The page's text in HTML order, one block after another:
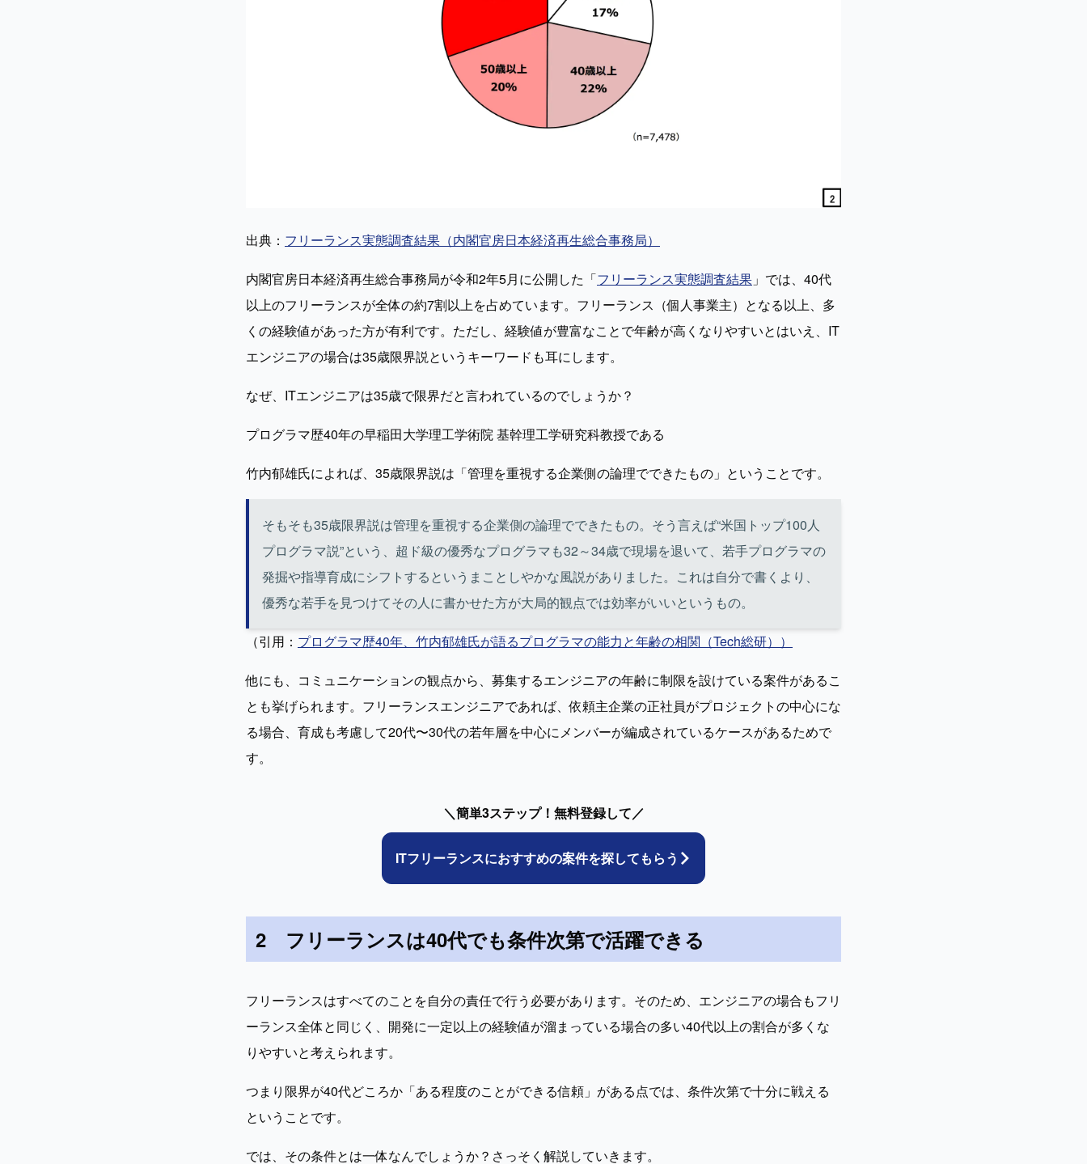
出典： フリーランス実態調査結果（内閣官房日本経済再生総合事務局）
内閣官房日本経済再生総合事務局が令和2年5月に公開した「フリーランス実態調査結果 」では、40代
以上のフリーランスが全体の約7割以上を占めています。フリーランス（個人事業主）となる以上、多
くの経験値があった方が有利です。ただし、経験値が豊富なことで年齢が高くなりやすいとはいえ、IT
エンジニアの場合は35歳限界説というキーワードも耳にします。
なぜ、ITエンジニアは35歳で限界だと言われているのでしょうか？
プログラマ歴40年の早稲田大学理工学術院 基幹理工学研究科教授である
竹内郁雄氏によれば、35歳限界説は「管理を重視する企業側の論理でできたもの」ということです。
そもそも35歳限界説は管理を重視する企業側の論理でできたもの。そう言えば“米国トップ100人
プログラマ説”という、超ド級の優秀なプログラマも32～34歳で現場を退いて、若手プログラマの
発掘や指導育成にシフトするというまことしやかな風説がありました。これは自分で書くより、
優秀な若手を見つけてその人に書かせた方が大局的観点では効率がいいというもの。
（引用： プログラマ歴40年、竹内郁雄氏が語るプログラマの能力と年齢の相関（Tech総研））
他にも、コミュニケーションの観点から、募集するエンジニアの年齢に制限を設けている案件があるこ
とも挙げられます。フリーランスエンジニアであれば、依頼主企業の正社員がプロジェクトの中心にな
る場合、育成も考慮して20代〜30代の若年層を中心にメンバーが編成されているケースがあるためで
す。
＼簡単3ステップ！無料登録して／
ITフリーランスにおすすめの案件を探してもらう
2　フリーランスは40代でも条件次第で活躍できる
フリーランスはすべてのことを自分の責任で行う必要があります。そのため、エンジニアの場合もフリ
ーランス全体と同じく、開発に一定以上の経験値が溜まっている場合の多い40代以上の割合が多くな
りやすいと考えられます。
つまり限界が40代どころか「ある程度のことができる信頼」がある点では、条件次第で十分に戦える
ということです。
では、その条件とは一体なんでしょうか？さっそく解説していきます。